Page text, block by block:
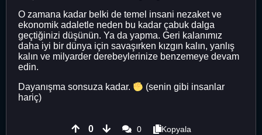
O zamana kadar belki de temel insani nezaket ve
ekonomik adaletle neden bu kadar çabuk dalga
geçtiğinizi düşünün. Ya da yapma. Geri kalanımız
daha iyi bir dünya için savaşırken kızgın kalın, yanlış
kalın ve milyarder derebeylerinize benzemeye devam
edin.
Dayanışma sonsuza kadar.
(senin gibi insanlar
hariç)
0 0
Kopyala